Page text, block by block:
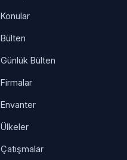
Konular
Bülten
Günlük Bülten
Firmalar
Envanter
Ülkeler
Çatışmalar